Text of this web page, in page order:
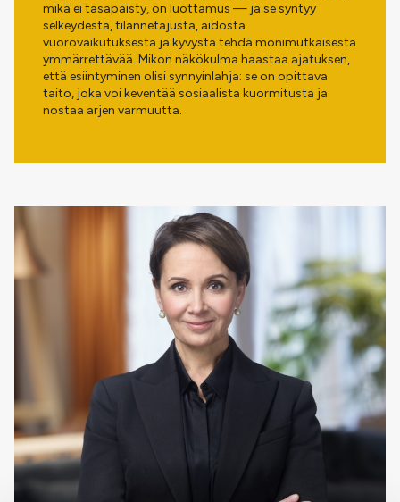
mikä ei tasapäisty, on luottamus — ja se syntyy
selkeydestä, tilannetajusta, aidosta
vuorovaikutuksesta ja kyvystä tehdä monimutkaisesta
ymmärrettävää. Mikon näkökulma haastaa ajatuksen,
että esiintyminen olisi synnyinlahja: se on opittava
taito, joka voi keventää sosiaalista kuormitusta ja
nostaa arjen varmuutta.